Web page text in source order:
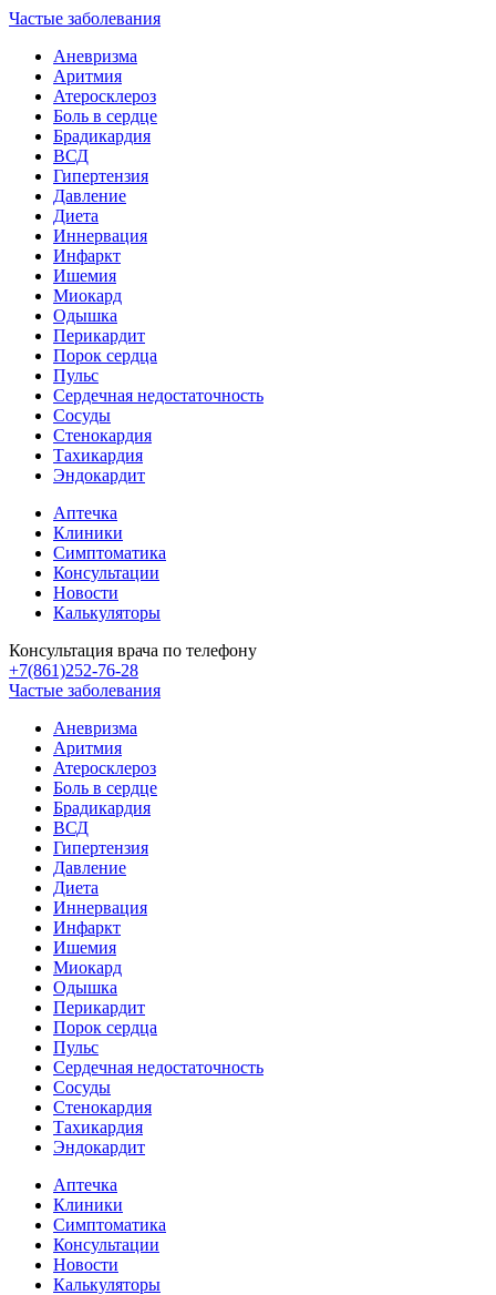
Частые заболевания
Аневризма
Аритмия
Атеросклероз
Боль в сердце
Брадикардия
ВСД
Гипертензия
Давление
Диета
Иннервация
Инфаркт
Ишемия
Миокард
Одышка
Перикардит
Порок сердца
Пульс
Сердечная недостаточность
Сосуды
Стенокардия
Тахикардия
Эндокардит
Аптечка
Клиники
Симптоматика
Консультации
Новости
Калькуляторы
Консультация врача по телефону
+7(861)252-76-28
Частые заболевания
Аневризма
Аритмия
Атеросклероз
Боль в сердце
Брадикардия
ВСД
Гипертензия
Давление
Диета
Иннервация
Инфаркт
Ишемия
Миокард
Одышка
Перикардит
Порок сердца
Пульс
Сердечная недостаточность
Сосуды
Стенокардия
Тахикардия
Эндокардит
Аптечка
Клиники
Симптоматика
Консультации
Новости
Калькуляторы